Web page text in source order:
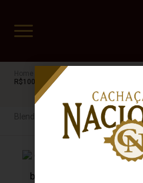
Cachaça
R$100 a R$200
Blend de Madeiras